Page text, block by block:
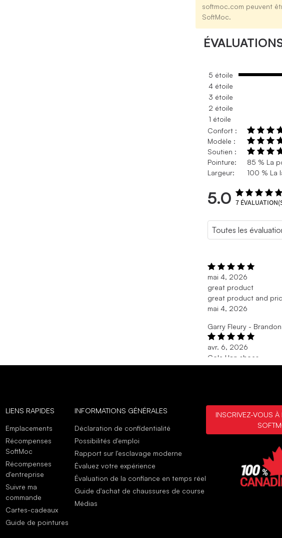
softmoc.com peuvent
SoftMoc.
5 étoile
4 étoile
3 étoile
2 étoile
1 étoile
Confort :
Modèle :
Soutien :
Pointure:
85 % La
Largeur:
100 % La
5.0 7
mai 4, 2026
great product
great product and
mai 4, 2026
Garry Fleury -
avr. 6, 2026
Cole Han shoes
A very classy, looking
Jeremy - Toronto
Really comfortable.
LIENS RAPIDES
Emplacements
Récompenses
SoftMoc
Récompenses
d'entreprise
Suivre ma
commande
Cartes-cadeaux
Guide de pointures
INFORMATIONS GÉNÉRALES
Déclaration de confidentialité
Possibilités d'emploi
Rapport sur l'esclavage moderne
Évaluez votre expérience
Évaluation de la confiance en temps réel
Guide d'achat de chaussures de course
Médias
INSCRIVEZ-VOUS